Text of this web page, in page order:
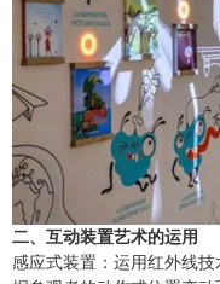
二、互动装置艺术的运用
感应式装置：运用红外线